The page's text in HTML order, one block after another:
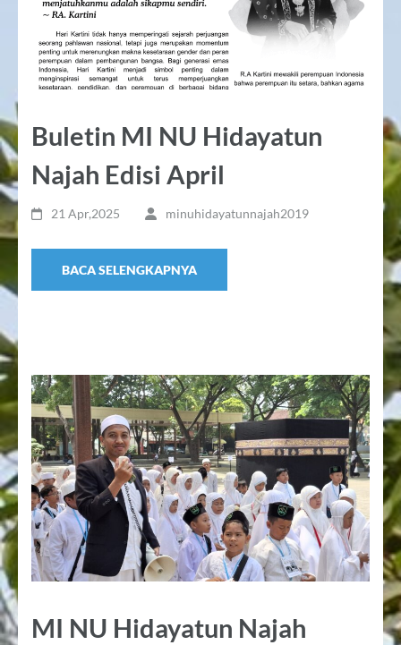
Buletin MI NU Hidayatun
Najah Edisi April
21 Apr,2025 minuhidayatunnajah2019
BACA SELENGKAPNYA
MI NU Hidayatun Najah